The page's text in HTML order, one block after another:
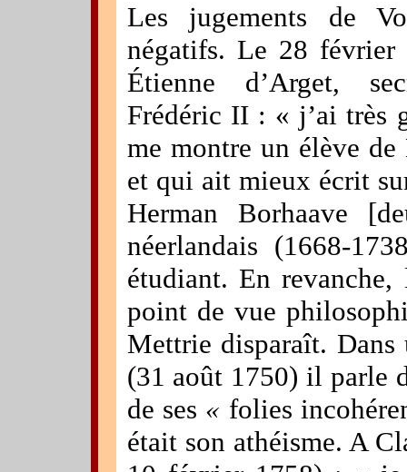
Les jugements de
négatifs. Le 28
Étienne d’Arget,
Frédéric II : « j’ai très
me montre un élève
et qui ait mieux écrit
Herman Borhaave
néerlandais (1668-
étudiant. En
point de vue
Mettrie disparaît.
(31 août 1750) il parle
de ses « folies
était son athéisme. A